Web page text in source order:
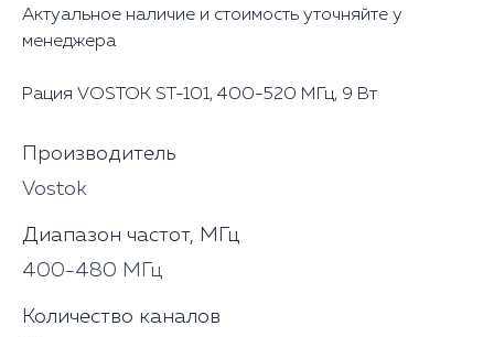
Актуальное наличие и стоимость уточняйте у
менеджера
Рация VOSTOK ST-101, 400-520 МГц, 9 Вт
Производитель
Vostok
Диапазон частот, МГц
400-480 МГц
Количество каналов